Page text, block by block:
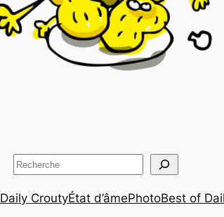
Rechercher
Daily CroutyÉtat d’âmePhotoBest of